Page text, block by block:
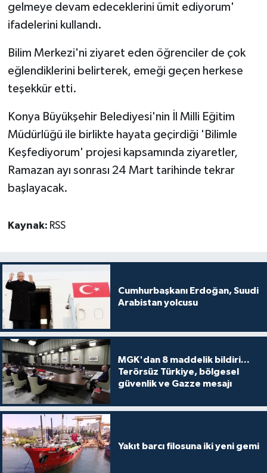
gelmeye devam edeceklerini ümit ediyorum'
ifadelerini kullandı.
Bilim Merkezi'ni ziyaret eden öğrenciler de çok
eğlendiklerini belirterek, emeği geçen herkese
teşekkür etti.
Konya Büyükşehir Belediyesi'nin İl Milli Eğitim
Müdürlüğü ile birlikte hayata geçirdiği 'Bilimle
Keşfediyorum' projesi kapsamında ziyaretler,
Ramazan ayı sonrası 24 Mart tarihinde tekrar
başlayacak.
Kaynak: RSS
Cumhurbaşkanı Erdoğan, Suudi
Arabistan yolcusu
MGK'dan 8 maddelik bildiri...
Terörsüz Türkiye, bölgesel
güvenlik ve Gazze mesajı
Yakıt barcı filosuna iki yeni gemi